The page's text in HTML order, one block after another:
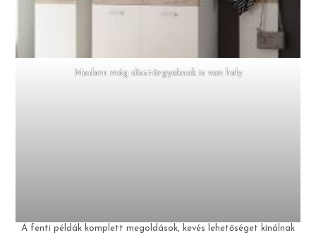
Modern még dísztárgyaknak is van hely
A fenti példák komplett megoldások, kevés lehetőséget kínálnak